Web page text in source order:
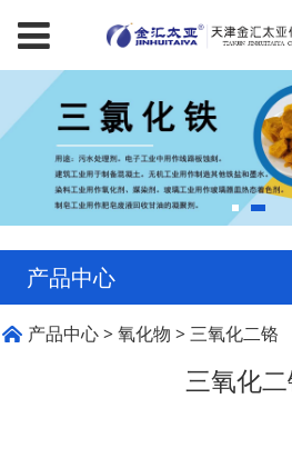
产品中心
三氧化二铬
产品中心>氧化物 >三氧化二铬
三氧化